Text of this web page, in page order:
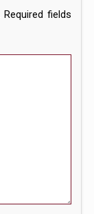
Required fields